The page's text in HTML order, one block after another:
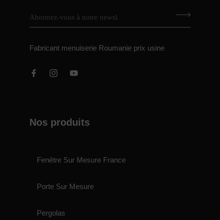
Fabricant menuiserie Roumanie prix usine
Nos produits
Fenêtre Sur Mesure France
Porte Sur Mesure
Pergolas